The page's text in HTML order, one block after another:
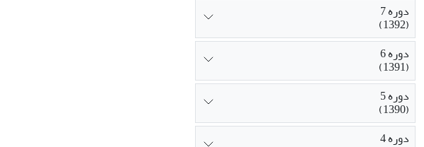
دوره 7
(1392)
دوره 6
(1391)
دوره 5
(1390)
دوره 4